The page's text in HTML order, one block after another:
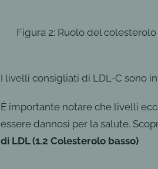
Figura 2: Ruolo del
I livelli consigliati di LDL-C sono
È importante notare che livelli
essere dannosi per la salute.
di LDL (1.2 Colesterolo basso)